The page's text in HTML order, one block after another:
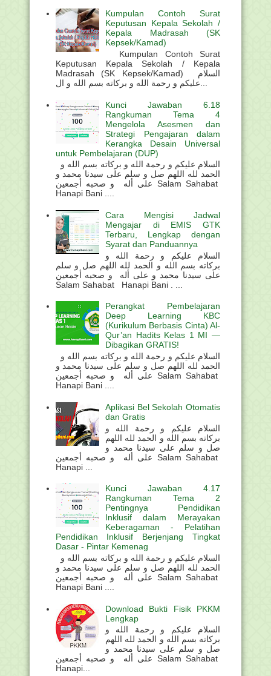
Kumpulan Contoh Surat
Keputusan Kepala Sekolah /
Kepala Madrasah (SK
Kepsek/Kamad)
Kumpulan Contoh Surat
Keputusan Kepala Sekolah / Kepala
Madrasah (SK Kepsek/Kamad) السلام
Kunci Jawaban 6.18
Rangkuman Tema 4
Mengelola Asesmen dan
Strategi Pengajaran dalam
Kerangka Desain Universal
untuk Pembelajaran (DUP)
الحمد لله اللهم صل و سلم على سيدنا محمد و
على أله و صحبه أجمعين Salam Sahabat
Hanapi Bani ....
Cara Mengisi Jadwal
Mengajar di EMIS GTK
Terbaru, Lengkap dengan
Syarat dan Panduannya
السلام عليكم و رحمة الله و
بركاته بسم الله و الحمد لله اللهم صل و سلم
على سيدنا محمد و على أله و صحبه أجمعين
Salam Sahabat Hanapi Bani . ...
Perangkat Pembelajaran
Deep Learning KBC
(Kurikulum Berbasis Cinta) Al-
Qur’an Hadits Kelas 1 MI —
Dibagikan GRATIS!
الحمد لله اللهم صل و سلم على سيدنا محمد و
على أله و صحبه أجمعين Salam Sahabat
Hanapi Bani ....
Aplikasi Bel Sekolah Otomatis
dan Gratis
السلام عليكم و رحمة الله و
بركاته بسم الله و الحمد لله اللهم
صل و سلم على سيدنا محمد و
على أله و صحبه أجمعين Salam Sahabat
Hanapi ...
Kunci Jawaban 4.17
Rangkuman Tema 2
Pentingnya Pendidikan
Inklusif dalam Merayakan
Keberagaman - Pelatihan
Pendidikan Inklusif Berjenjang Tingkat
Dasar - Pintar Kemenag
الحمد لله اللهم صل و سلم على سيدنا محمد و
على أله و صحبه أجمعين Salam Sahabat
Hanapi Bani ....
Download Bukti Fisik PKKM
Lengkap
السلام عليكم و رحمة الله و
بركاته بسم الله و الحمد لله اللهم
صل و سلم على سيدنا محمد و
على أله و صحبه أجمعين Salam Sahabat
Hanapi...